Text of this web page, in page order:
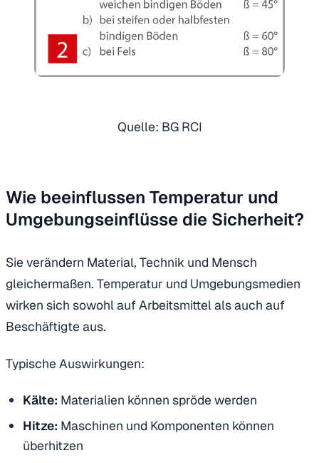
Quelle: BG RCI
Wie beeinflussen Temperatur und
Umgebungseinflüsse die Sicherheit?
Sie verändern Material, Technik und Mensch
gleichermaßen. Temperatur und Umgebungsmedien
wirken sich sowohl auf Arbeitsmittel als auch auf
Beschäftigte aus.
Typische Auswirkungen:
Kälte: Materialien können spröde werden
Hitze: Maschinen und Komponenten können
überhitzen